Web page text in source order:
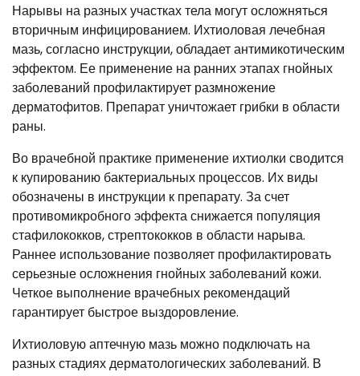
Нарывы на разных участках тела могут осложняться
вторичным инфицированием. Ихтиоловая лечебная
мазь, согласно инструкции, обладает антимикотическим
эффектом. Ее применение на ранних этапах гнойных
заболеваний профилактирует размножение
дерматофитов. Препарат уничтожает грибки в области
раны.
Во врачебной практике применение ихтиолки сводится
к купированию бактериальных процессов. Их виды
обозначены в инструкции к препарату. За счет
противомикробного эффекта снижается популяция
стафилококков, стрептококков в области нарыва.
Раннее использование позволяет профилактировать
серьезные осложнения гнойных заболеваний кожи.
Четкое выполнение врачебных рекомендаций
гарантирует быстрое выздоровление.
Ихтиоловую аптечную мазь можно подключать на
разных стадиях дерматологических заболеваний. В